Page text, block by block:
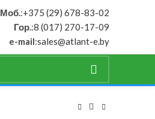
Моб.:+375 (29) 678-83-02
Гор.:8 (017) 270-17-09
e-mail:sales@atlant-e.by